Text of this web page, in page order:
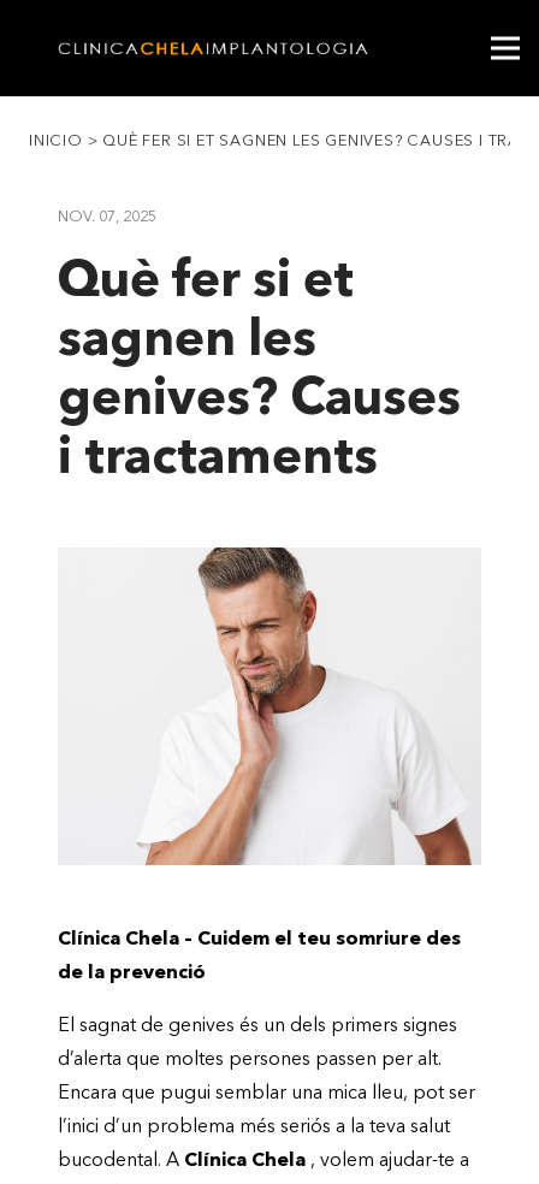
INICIO > QUÈ FER SI ET SAGNEN LES GENIVES? CAUSES I
NOV. 07, 2025
Què fer si et
sagnen les
genives? Causes
i tractaments
Clínica Chela – Cuidem el teu somriure des
de la prevenció
El sagnat de genives és un dels primers signes
d’alerta que moltes persones passen per alt.
Encara que pugui semblar una mica lleu, pot ser
l’inici d’un problema més seriós a la teva salut
bucodental. A Clínica Chela , volem ajudar-te a